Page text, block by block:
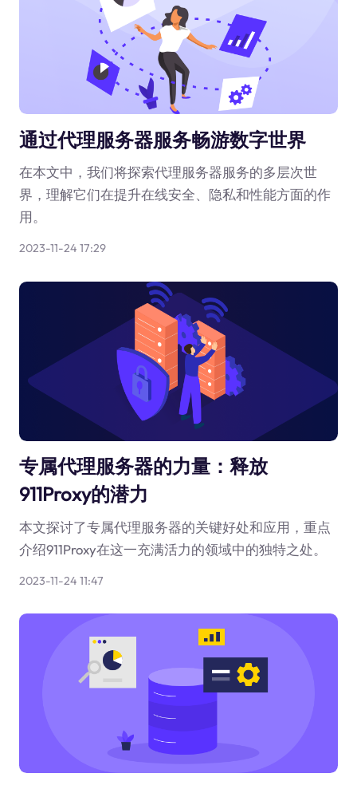
通过代理服务器服务畅游数字世界
在本文中，我们将探索代理服务器服务的多层次世
界，理解它们在提升在线安全、隐私和性能方面的作
用。
2023-11-24 17:29
专属代理服务器的力量：释放
911Proxy的潜力
本文探讨了专属代理服务器的关键好处和应用，重点
介绍911Proxy在这一充满活力的领域中的独特之处。
2023-11-24 11:47